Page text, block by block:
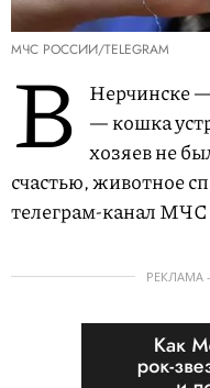
МЧС РОССИИ/TELEGRAM
В
Нерчинске
— кошка
хозяев не
счастью, животное
телеграм-канал МЧС
РЕКЛАМА